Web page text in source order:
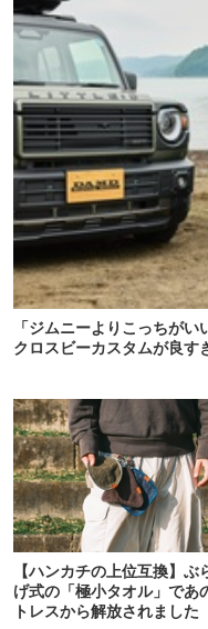
「ジムニーよりこっちが
クロスビーカスタムが良す
【ハンカチの上位互換】ぶ
げ式の「極小タオル」であ
トレスから解放されました